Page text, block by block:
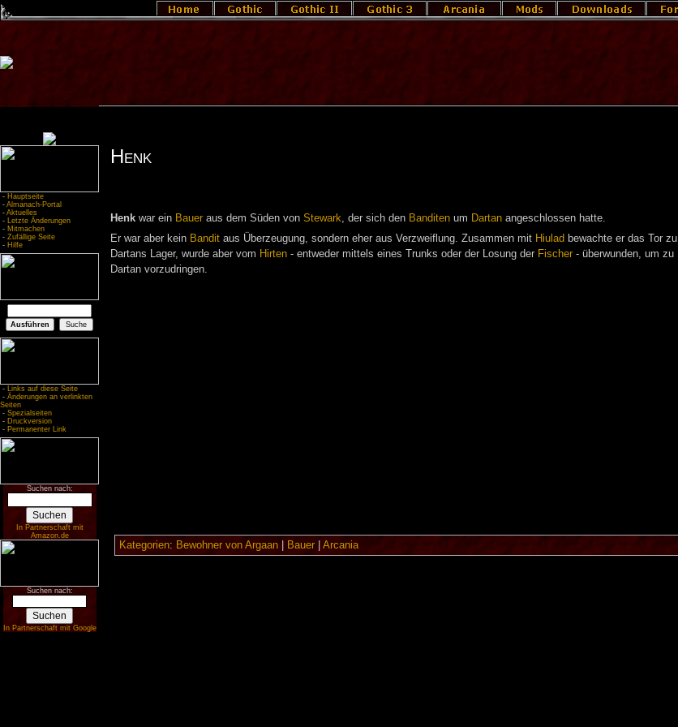
- Hauptseite
- Almanach-Portal
- Aktuelles
- Letzte Änderungen
- Mitmachen
- Zufällige Seite
- Hilfe
- Links auf diese Seite
- Änderungen an verlinkten
Seiten
- Spezialseiten
- Druckversion
- Permanenter Link
Suchen nach:
In Partnerschaft mit
Amazon.de
Suchen nach:
In Partnerschaft mit Google
Henk
Henkwar ein Baueraus dem Süden von Stewark , der sich den Banditenum Dartanangeschlossen hatte.
Er war aber kein Banditaus Überzeugung, sondern eher aus Verzweiflung. Zusammen mit Hiulad bewachte er das Tor zu
Dartans Lager, wurde aber vom Hirten- entweder mittels eines Trunks oder der Losung der Fischer- überwunden, um zu
Dartan vorzudringen.
Kategorien: Bewohner von Argaan| Bauer| Arcania